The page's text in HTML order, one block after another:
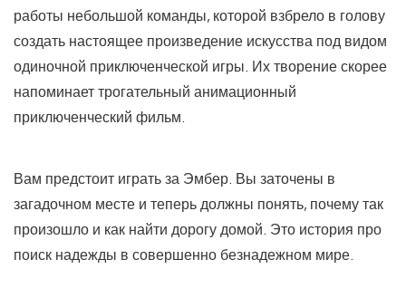
работы небольшой команды, которой взбрело в голову
создать настоящее произведение искусства под видом
одиночной приключенческой игры. Их творение скорее
напоминает трогательный анимационный
приключенческий фильм.
Вам предстоит играть за Эмбер. Вы заточены в
загадочном месте и теперь должны понять, почему так
произошло и как найти дорогу домой. Это история про
поиск надежды в совершенно безнадежном мире.